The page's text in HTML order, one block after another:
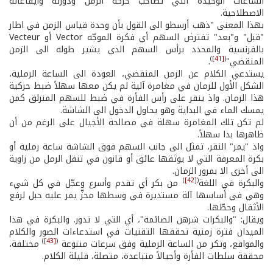
الاصطلاحية.
بهذا المعنى "ذهب أرسطو الى القول بأن وحدة قياس الزمن في اطار
"قبل" و"بعد" تفترض السهم أي فكرة الموجّه Vector أو Vecteur
بالفرنسية والمحدد برأس السهم الذي يشير طوله الى الزمن
المنقضي"(
[41]
)
.
يستدعي الكلام عن الزمن المنقضي، العودة الى الساعة الرملية،
الشكل الأول للزمان في مغامرة آلية لم يكن معها سهلاً ضبط حركية
هذا الزمان. واذ ينقر على رأس الفأرة في ضبط للسهم المنزلق كمن
يمسك الماء في البداية وهو يحاول الدخول الى الشاشة.
لم تكن تلك المغامرة سهلة في مصالحة الأجيال على الرغم من أن
ظاهرها بدا سهلاً.
واذ "يمر" النقر، تمثل الى جانب السهم فوق الشاشة ساعة رملية أو
بكرة المعرفة التي لا يوثقها عائق أو قانون في تنقل الرمل من زاوية
الى أخرى الا بمرور الزمان.
والبكرة في اللغة(
[42]
) من بكر أي تقدم وأسرع وعجّل في كل شيء
وهي في أساسها آلة مستديرة في وسطها محزّ يمر عليه حبل لرفع
الأثقال وحطّها.
ويقال: "والبكرات شرهن الصائمة"، أي التي لا تدور. والبكرة في هذا
الميدان فترة زمنية تحققها التقنيات في استدعاءات الصور والكلام
والمواقع، وتكر من الساعة الرملية وفق سرعات متنوعة (
[43]
)مختلفة،
محققة سلطات الفأرة وأجيالاً متباعدة، متصلة، قليلة الكلام.